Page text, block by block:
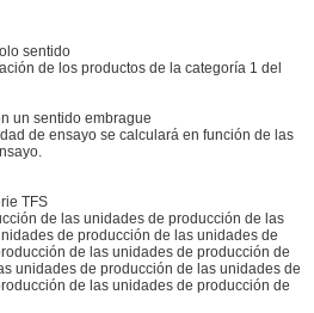
sentido
de los productos de la categoría 1 del
un sentido embrague
de ensayo se calculará en función de las
TFS
de las unidades de producción de las
de producción de las unidades de
de las unidades de producción de
unidades de producción de las unidades de
de las unidades de producción de